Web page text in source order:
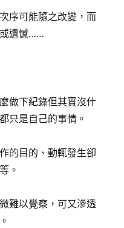
序可能隨之改變，而
遺憾……
做下紀錄但其實沒什
只是自己的事情。
的目的、動輒發生卻
。
難以覺察，可又滲透